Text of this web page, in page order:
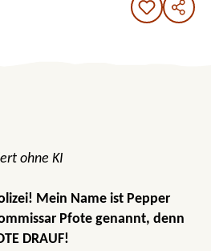
ohne KI
Mein Name ist Pepper
Pfote genannt, denn
DRAUF!